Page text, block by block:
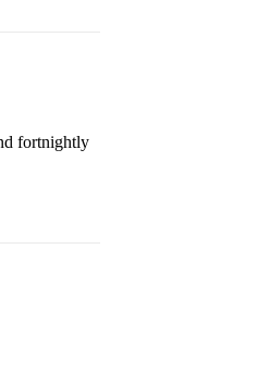
fortnightly